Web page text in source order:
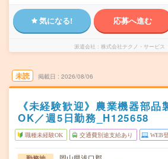
気になる! 応募へ進む
派遣会社 株式会社テクノ・サービ
未読 掲載日 2026/08/06
《未経験歓迎》農業機器部
OK／週5日勤務_H125658
職種未経験OK 交通費別途支給あり WEB